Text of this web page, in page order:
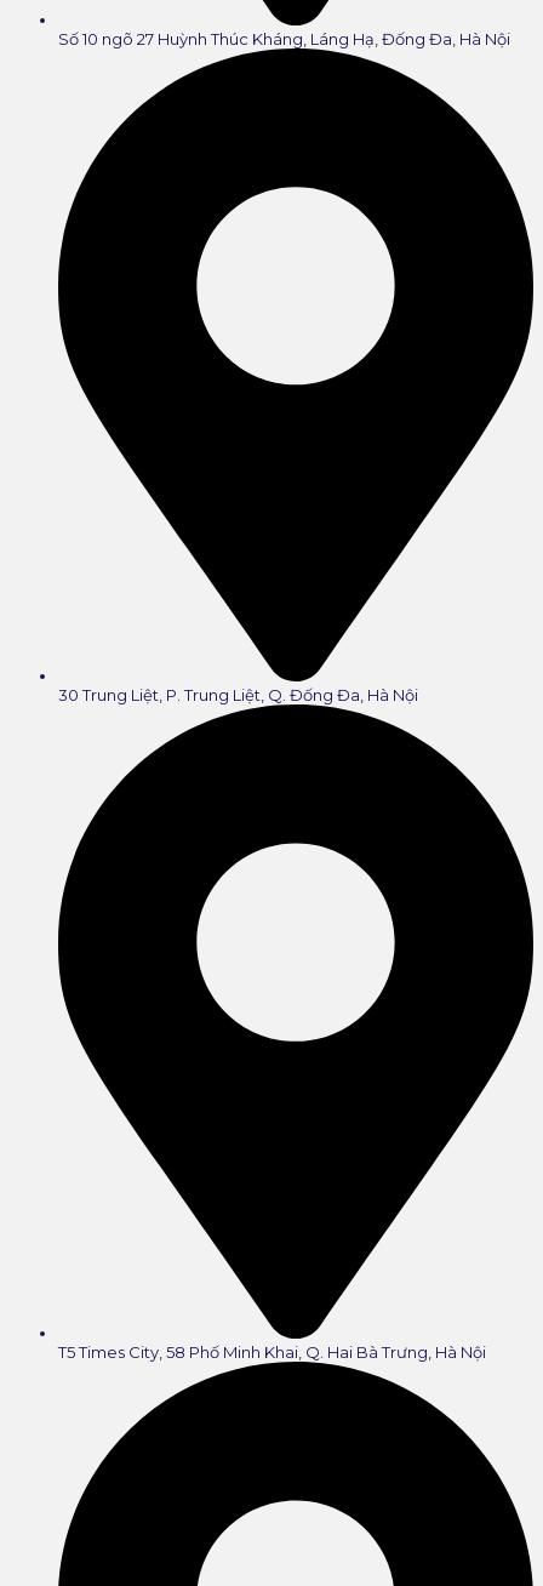
Số 10 ngõ 27 Huỳnh Thúc Kháng, Láng Hạ, Đống Đa, Hà Nội
30 Trung Liệt, P. Trung Liệt, Q. Đống Đa, Hà Nội
T5 Times City, 58 Phố Minh Khai, Q. Hai Bà Trưng, Hà Nội